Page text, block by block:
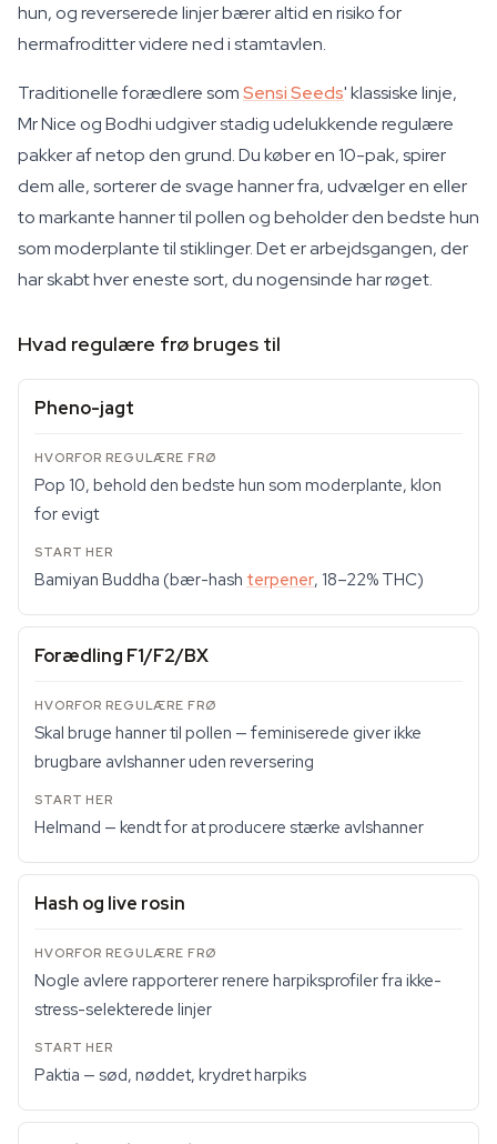
hun, og reverserede linjer bærer altid en risiko for
hermafroditter videre ned i stamtavlen.
Traditionelle forædlere somSensi Seeds' klassiske linje,
Mr Nice og Bodhi udgiver stadig udelukkende regulære
pakker af netop den grund. Du køber en 10-pak, spirer
dem alle, sorterer de svage hanner fra, udvælger en eller
to markante hanner til pollen og beholder den bedste hun
som moderplante til stiklinger. Det er arbejdsgangen, der
har skabt hver eneste sort, du nogensinde har røget.
Hvad regulære frø bruges til
Pheno-jagt
Pop 10, behold den bedste hun som moderplante, klon
for evigt
Bamiyan Buddha (bær-hash terpener, 18–22% THC)
Forædling F1/F2/BX
Skal bruge hanner til pollen — feminiserede giver ikke
brugbare avlshanner uden reversering
Helmand — kendt for at producere stærke avlshanner
Hash og live rosin
Nogle avlere rapporterer renere harpiksprofiler fra ikke-
stress-selekterede linjer
Paktia — sød, nøddet, krydret harpiks